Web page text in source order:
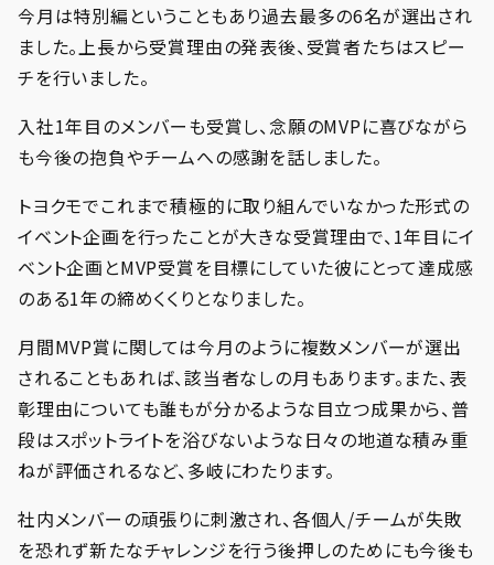
今月は特別編ということもあり過去最多の6名が選出され
ました。上長から受賞理由の発表後、受賞者たちはスピー
チを行いました。
入社1年目のメンバーも受賞し、念願のMVPに喜びながら
も今後の抱負やチームへの感謝を話しました。
トヨクモでこれまで積極的に取り組んでいなかった形式の
イベント企画を行ったことが大きな受賞理由で、1年目にイ
ベント企画とMVP受賞を目標にしていた彼にとって達成感
のある1年の締めくくりとなりました。
月間MVP賞に関しては今月のように複数メンバーが選出
されることもあれば、該当者なしの月もあります。また、表
彰理由についても誰もが分かるような目立つ成果から、普
段はスポットライトを浴びないような日々の地道な積み重
ねが評価されるなど、多岐にわたります。
社内メンバーの頑張りに刺激され、各個人/チームが失敗
を恐れず新たなチャレンジを行う後押しのためにも今後も